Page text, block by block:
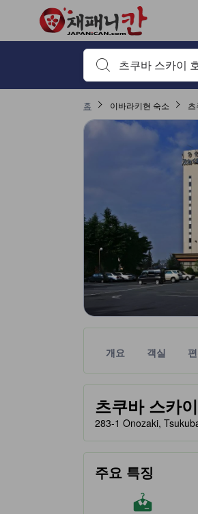
검색하고 싶은 키워드나
홈 이바라키현 숙소
개요 객실
츠쿠바 스카
tooltip
노란색 별 표시는 기대할
283-1 Onozaki,
주요 특징